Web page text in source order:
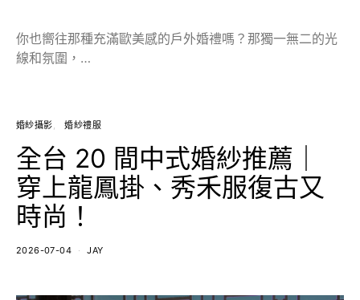
你也嚮往那種充滿歐美感的戶外婚禮嗎？那獨一無二的光
線和氛圍，…
婚紗攝影 婚紗禮服
全台 20 間中式婚紗推薦｜
穿上龍鳳掛、秀禾服復古又
時尚！
2026-07-04 JAY